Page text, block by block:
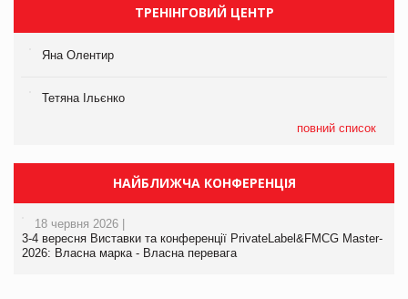
ТРЕНІНГОВИЙ ЦЕНТР
Яна Олентир
Тетяна Ільєнко
повний список
НАЙБЛИЖЧА КОНФЕРЕНЦІЯ
18 червня 2026 |
3-4 вересня Виставки та конференції PrivateLabel&FMCG Master-
2026: Власна марка - Власна перевага